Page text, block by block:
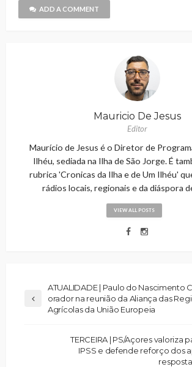
ADD A COMMENT
Mauricio De Jesus
Editor
Maurício de Jesus é o Diretor de
Ilhéu, sediada na Ilha de São Jorge. É
rubrica 'Cronicas da Ilha e de Um Ilhéu'
rádios locais, regionais e da diáspora
VIEW ALL POSTS
ATUALIDADE | Paulo do Nascimento
orador na reunião da Aliança das
Agrícolas da União Europeia
TERCEIRA | PS/Açores valoriza
IPSS e defende reforço dos